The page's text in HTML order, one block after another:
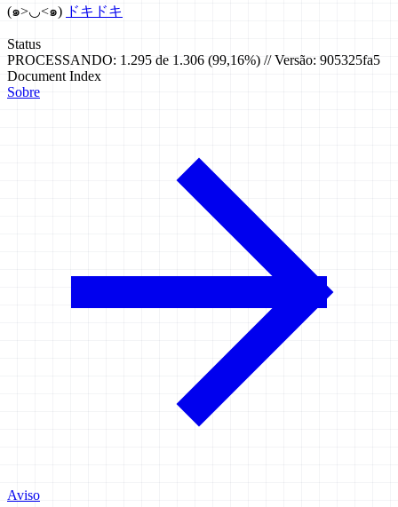
(๑>◡<๑) ドキドキ
Status
PROCESSANDO: 1.295 de 1.306 (99,16%) // Versão: 905325fa5
Document Index
Sobre
Aviso